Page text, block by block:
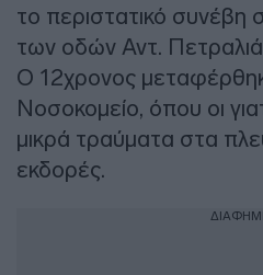
το περιστατικό συνέβη
των οδών Αντ.
Ο 12χρονος
Νοσοκομείο, όπου οι
μικρά τραύματα στα
εκδορές.